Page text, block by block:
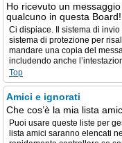
Ho ricevuto un
qualcuno in questa Board!
Ci dispiace. Il sistema di
sistema di protezione per
mandare una copia del
includendo anche
Top
Amici e ignorati
Che cos’è la mia lista
Puoi usare queste liste per
lista amici saranno elencati